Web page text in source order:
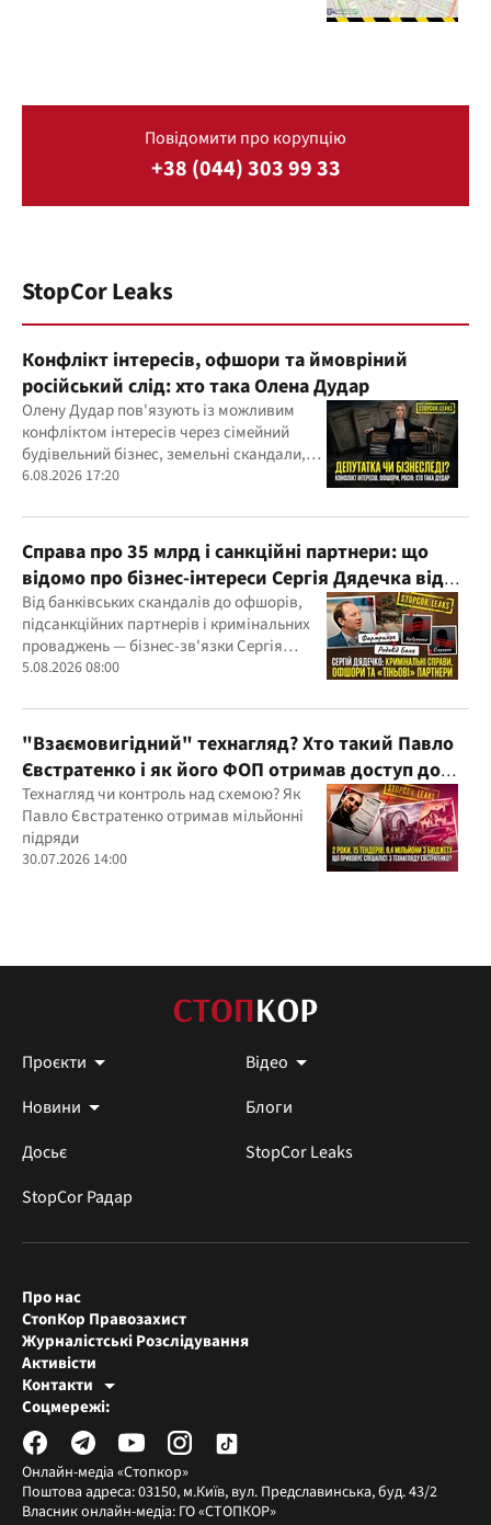
Повідомити про корупцію
+38 (044) 303 99 33
StopCor Leaks
Конфлікт інтересів, офшори та ймовріний
російський слід: хто така Олена Дудар
Олену Дудар пов'язують із можливим
конфліктом інтересів через сімейний
будівельний бізнес, земельні скандали,
судові справи
6.08.2026 17:20
Справа про 35 млрд і санкційні партнери: що
відомо про бізнес-інтереси Сергія Дядечка від
"Родовід Банку" до "ФАРМАСЕЛ"
Від банківських скандалів до офшорів,
підсанкційних партнерів і кримінальних
проваджень — бізнес-зв'язки Сергія
Дядечка й досі простягаються через
5.08.2026 08:00
"Взаємовигідний" технагляд? Хто такий Павло
Євстратенко і як його ФОП отримав доступ до
бюджетних мільйонів?
Технагляд чи контроль над схемою? Як
Павло Євстратенко отримав мільйонні
підряди
30.07.2026 14:00
Проєкти
Відео
Новини
Блоги
Досьє
StopCor Leaks
StopCor Радар
Онлайн-медіа «Стопкор»
Поштова адреса: 03150, м.Київ, вул. Предславинська, буд. 43/2
Власник онлайн-медіа: ГО «СТОПКОР»
Про нас
СтопКор Правозахист
Журналістські Розслідування
Активісти
Контакти
Редакція СтопКора
Журналісти-розслідувачі
Соцмережі: